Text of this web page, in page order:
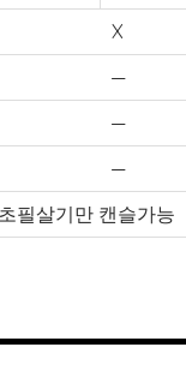
X
—
—
—
필살기만 캔슬가능